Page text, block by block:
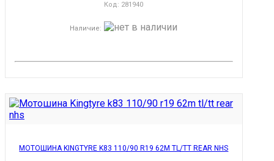
Код: 281940
Наличие:
МОТОШИНА KINGTYRE K83 110/90 R19 62M TL/TT REAR NHS